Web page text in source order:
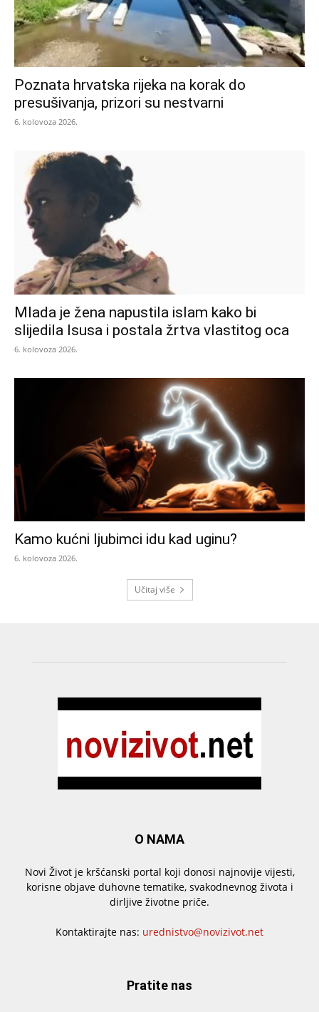
Poznata hrvatska rijeka na korak do
presušivanja, prizori su nestvarni
6. kolovoza 2026.
Mlada je žena napustila islam kako bi
slijedila Isusa i postala žrtva vlastitog oca
6. kolovoza 2026.
Kamo kućni ljubimci idu kad uginu?
6. kolovoza 2026.
Učitaj više
O NAMA
Novi Život je kršćanski portal koji donosi najnovije vijesti,
korisne objave duhovne tematike, svakodnevnog života i
dirljive životne priče.
Kontaktirajte nas: urednistvo@novizivot.net
Pratite nas